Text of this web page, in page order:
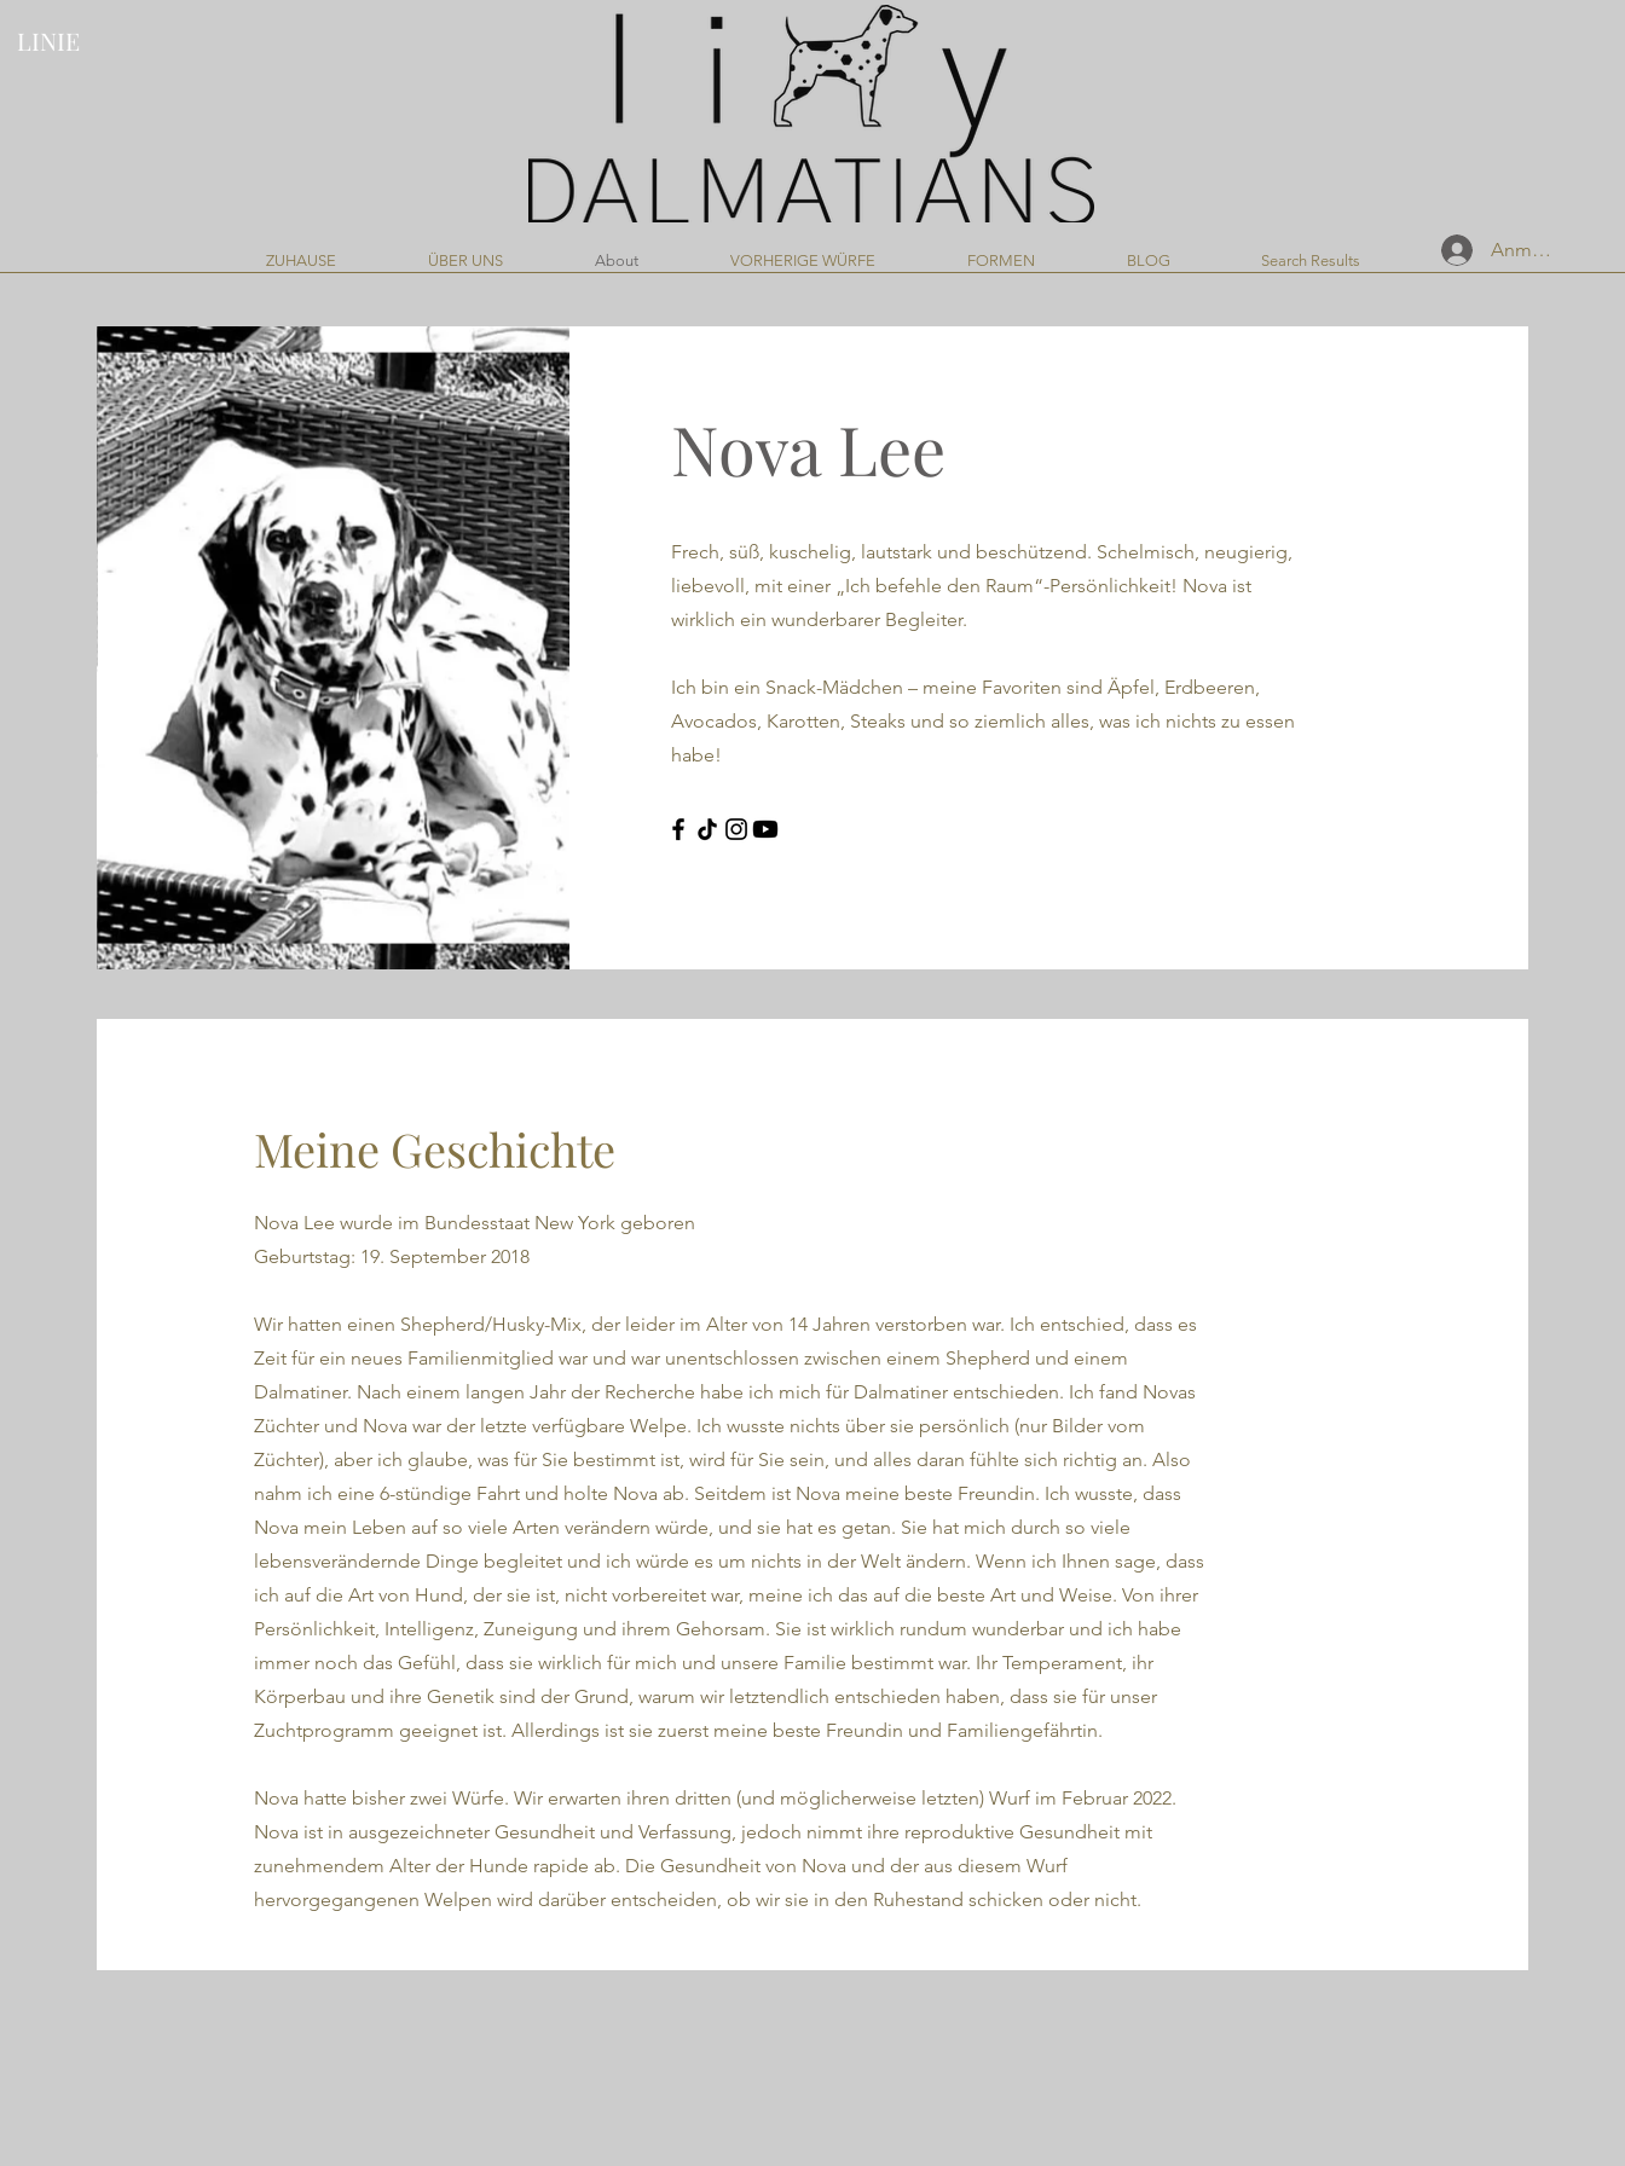
Anmelden
ZUHAUSE ÜBER UNS About VORHERIGE WÜRFE FORMEN BLOG Search Results
Nova Lee
Frech, süß, kuschelig, lautstark und beschützend. Schelmisch, neugierig,
liebevoll, mit einer „Ich befehle den Raum“-Persönlichkeit! Nova ist
wirklich ein wunderbarer Begleiter.
Ich bin ein Snack-Mädchen – meine Favoriten sind Äpfel, Erdbeeren,
Avocados, Karotten, Steaks und so ziemlich alles, was ich nichts zu essen
habe!
Meine Geschichte
Nova Lee wurde im Bundesstaat New York geboren
Geburtstag: 19. September 2018
Wir hatten einen Shepherd/Husky-Mix, der leider im Alter von 14 Jahren verstorben war. Ich entschied, dass es
Zeit für ein neues Familienmitglied war und war unentschlossen zwischen einem Shepherd und einem
Dalmatiner. Nach einem langen Jahr der Recherche habe ich mich für Dalmatiner entschieden. Ich fand Novas
Züchter und Nova war der letzte verfügbare Welpe. Ich wusste nichts über sie persönlich (nur Bilder vom
Züchter), aber ich glaube, was für Sie bestimmt ist, wird für Sie sein, und alles daran fühlte sich richtig an. Also
nahm ich eine 6-stündige Fahrt und holte Nova ab. Seitdem ist Nova meine beste Freundin. Ich wusste, dass
Nova mein Leben auf so viele Arten verändern würde, und sie hat es getan. Sie hat mich durch so viele
lebensverändernde Dinge begleitet und ich würde es um nichts in der Welt ändern. Wenn ich Ihnen sage, dass
ich auf die Art von Hund, der sie ist, nicht vorbereitet war, meine ich das auf die beste Art und Weise. Von ihrer
Persönlichkeit, Intelligenz, Zuneigung und ihrem Gehorsam. Sie ist wirklich rundum wunderbar und ich habe
immer noch das Gefühl, dass sie wirklich für mich und unsere Familie bestimmt war. Ihr Temperament, ihr
Körperbau und ihre Genetik sind der Grund, warum wir letztendlich entschieden haben, dass sie für unser
Zuchtprogramm geeignet ist. Allerdings ist sie zuerst meine beste Freundin und Familiengefährtin.
Nova hatte bisher zwei Würfe. Wir erwarten ihren dritten (und möglicherweise letzten) Wurf im Februar 2022.
Nova ist in ausgezeichneter Gesundheit und Verfassung, jedoch nimmt ihre reproduktive Gesundheit mit
zunehmendem Alter der Hunde rapide ab. Die Gesundheit von Nova und der aus diesem Wurf
hervorgegangenen Welpen wird darüber entscheiden, ob wir sie in den Ruhestand schicken oder nicht.
LINIE